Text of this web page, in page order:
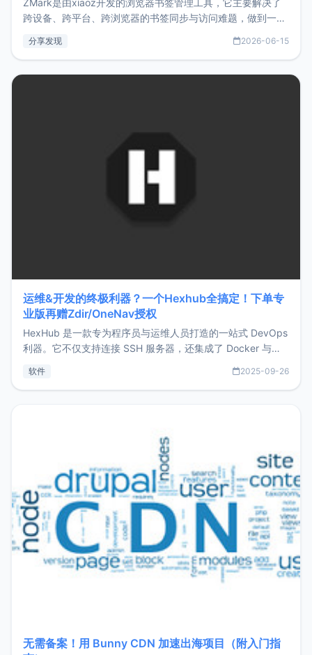
ZMark是由xiaoz开发的浏览器书签管理工具，它主要解决了
跨设备、跨平台、跨浏览器的书签同步与访问难题，做到一处
用，让管理更高效。ZMark官网地址：
分享发现 2026-06-15
运维&开发的终极利器？一个Hexhub全搞定！下单专
业版再赠Zdir/OneNav授权
HexHub 是一款专为程序员与运维人员打造的一站式 DevOps
利器。它不仅支持连接 SSH 服务器，还集成了 Docker 与常
件间频繁切换，仅凭 HexHub 即可同时搞定运维与数据库操
软件 2025-09-26
无需备案！用 Bunny CDN 加速出海项目（附入门指